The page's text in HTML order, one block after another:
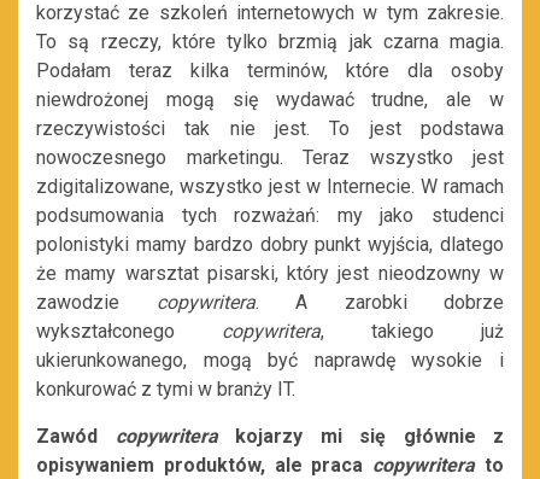
korzystać ze szkoleń internetowych w tym zakresie.
To są rzeczy, które tylko brzmią jak czarna magia.
Podałam teraz kilka terminów, które dla osoby
niewdrożonej mogą się wydawać trudne, ale w
rzeczywistości tak nie jest. To jest podstawa
nowoczesnego marketingu. Teraz wszystko jest
zdigitalizowane, wszystko jest w Internecie. W ramach
podsumowania tych rozważań: my jako studenci
polonistyki mamy bardzo dobry punkt wyjścia, dlatego
że mamy warsztat pisarski, który jest nieodzowny w
zawodzie copywritera. A zarobki dobrze
wykształconego copywritera, takiego już
ukierunkowanego, mogą być naprawdę wysokie i
konkurować z tymi w branży IT.
Zawód copywriterakojarzy mi się głównie z
opisywaniem produktów, ale praca copywriterato